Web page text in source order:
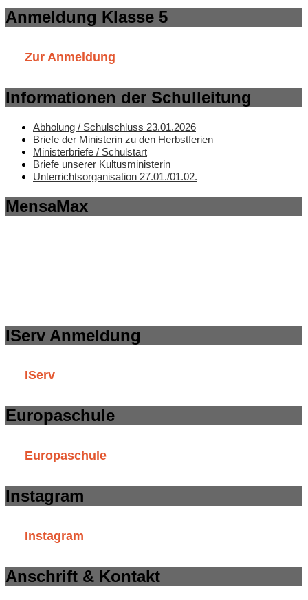
Anmeldung Klasse 5
Zur Anmeldung
Informationen der Schulleitung
Abholung / Schulschluss 23.01.2026
Briefe der Ministerin zu den Herbstferien
Ministerbriefe / Schulstart
Briefe unserer Kultusministerin
Unterrichtsorganisation 27.01./01.02.
MensaMax
IServ Anmeldung
IServ
Europaschule
Europaschule
Instagram
Instagram
Anschrift & Kontakt